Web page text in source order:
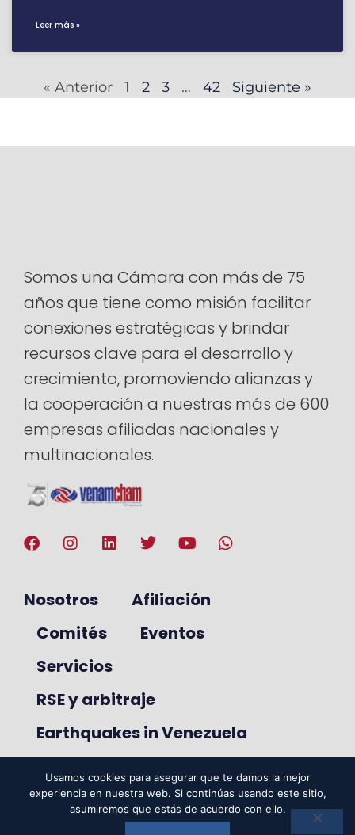
Leer más »
« Anterior 1 2 3 … 42 Siguiente »
Somos una Cámara con más de 75
años que tiene como misión facilitar
conexiones estratégicas y brindar
recursos clave para el desarrollo y
crecimiento, promoviendo alianzas y
la cooperación a nuestras más de 600
empresas afiliadas nacionales y
multinacionales.
Nosotros
Afiliación
Comités
Eventos
Servicios
RSE y arbitraje
Earthquakes in Venezuela
© 2025. VenAmCham. Todos los
derechos reservados.
Usamos cookies para asegurar que te damos la mejor
experiencia en nuestra web. Si continúas usando este sitio,
asumiremos que estás de acuerdo con ello.